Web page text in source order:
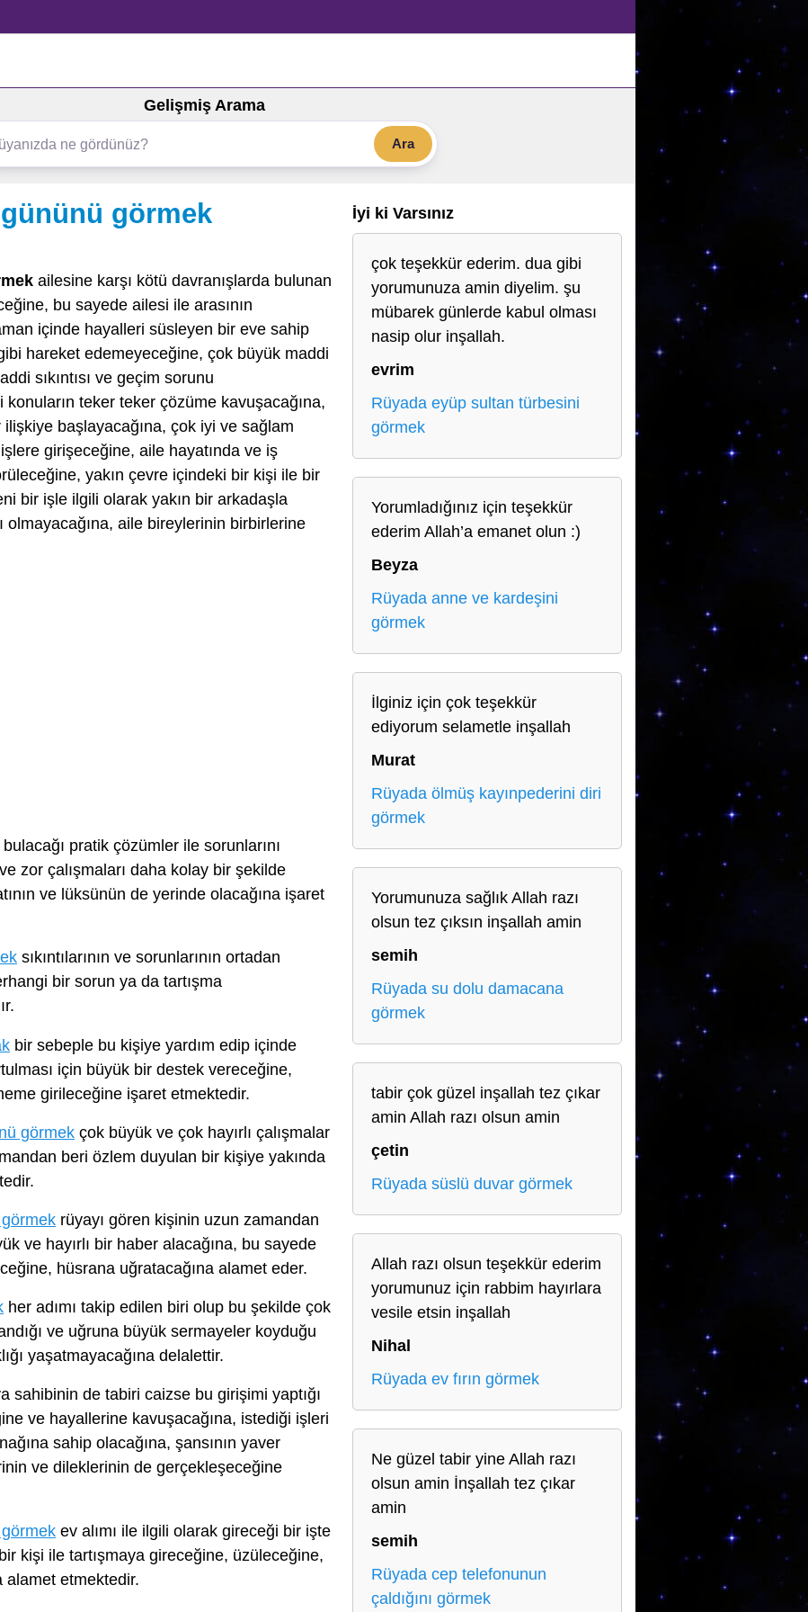
Gelişmiş Arama
Ara
görmek
ailesine karşı kötü davranışlarda bulunan
bu sayede ailesi ile arasının
içinde hayalleri süsleyen bir eve sahip
hareket edemeyeceğine, çok büyük maddi
sıkıntısı ve geçim sorunu
teker teker çözüme kavuşacağına,
ilişkiye başlayacağına, çok iyi ve sağlam
girişeceğine, aile hayatında ve iş
yakın çevre içindeki bir kişi ile bir
bir işle ilgili olarak yakın bir arkadaşla
olmayacağına, aile bireylerinin birbirlerine
bulacağı pratik çözümler ile sorunlarını
zor çalışmaları daha kolay bir şekilde
ve lüksünün de yerinde olacağına işaret
sıkıntılarının ve sorunlarının ortadan
bir sorun ya da tartışma
bir sebeple bu kişiye yardım edip içinde
için büyük bir destek vereceğine,
girileceğine işaret etmektedir.
görmek çok büyük ve çok hayırlı çalışmalar
beri özlem duyulan bir kişiye yakında
görmek rüyayı gören kişinin uzun zamandan
ve hayırlı bir haber alacağına, bu sayede
hüsrana uğratacağına alamet eder.
her adımı takip edilen biri olup bu şekilde çok
ve uğruna büyük sermayeler koyduğu
yaşatmayacağına delalettir.
sahibinin de tabiri caizse bu girişimi yaptığı
ve hayallerine kavuşacağına, istediği işleri
sahip olacağına, şansının yaver
ve dileklerinin de gerçekleşeceğine
ev alımı ile ilgili olarak gireceği bir işte
kişi ile tartışmaya gireceğine, üzüleceğine,
alamet etmektedir.
İyi ki Varsınız
çok teşekkür ederim. dua gibi
yorumunuza amin diyelim. şu
mübarek günlerde kabul olması
nasip olur inşallah.
evrim
Rüyada eyüp sultan türbesini
görmek
Yorumladığınız için teşekkür
ederim Allah’a emanet olun :)
Beyza
Rüyada anne ve kardeşini
görmek
İlginiz için çok teşekkür
ediyorum selametle inşallah
Murat
Rüyada ölmüş kayınpederini diri
görmek
Yorumunuza sağlık Allah razı
olsun tez çıksın inşallah amin
semih
Rüyada su dolu damacana
görmek
tabir çok güzel inşallah tez çıkar
amin Allah razı olsun amin
çetin
Rüyada süslü duvar görmek
Allah razı olsun teşekkür ederim
yorumunuz için rabbim hayırlara
vesile etsin inşallah
Nihal
Rüyada ev fırın görmek
Ne güzel tabir yine Allah razı
olsun amin İnşallah tez çıkar
amin
semih
Rüyada cep telefonunun
çaldığını görmek